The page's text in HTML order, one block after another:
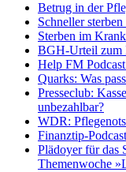
Betrug in der
Schneller
Sterben im
BGH-Urteil zum
Help FM
Quarks: Was
Presseclub:
unbezahlbar?
WDR:
Finanztip-
Plädoyer für das
Themenwoche